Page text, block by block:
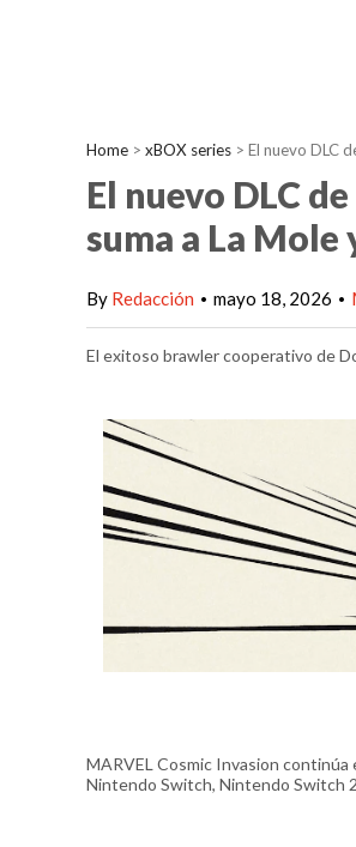
Home > xBOX series > El nuevo DLC
El nuevo DLC
suma a La
By Redacción • mayo 18, 2026 •
El exitoso brawler cooperativo de
MARVEL Cosmic Invasion continúa
Nintendo Switch, Nintendo Switch